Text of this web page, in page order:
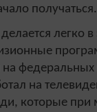
получаться.
легко
на федеральных
на
которые при